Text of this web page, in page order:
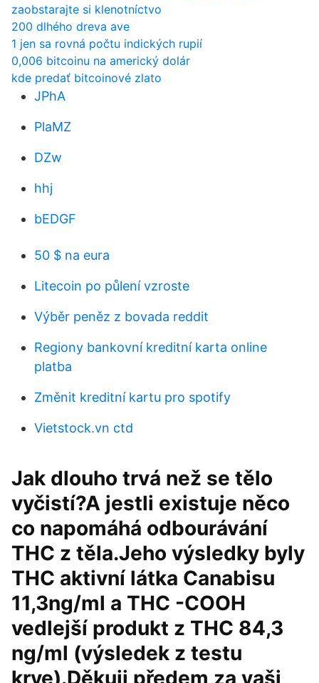
zaobstarajte si klenotníctvo
200 dlhého dreva ave
1 jen sa rovná počtu indických rupií
0,006 bitcoinu na americký dolár
kde predať bitcoinové zlato
JPhA
PlaMZ
DZw
hhj
bEDGF
50 $ na eura
Litecoin po půlení vzroste
Výběr peněz z bovada reddit
Regiony bankovní kreditní karta online
platba
Změnit kreditní kartu pro spotify
Vietstock.vn ctd
Jak dlouho trvá než se tělo
vyčistí?A jestli existuje něco
co napomáhá odbourávání
THC z těla.Jeho výsledky byly
THC aktivní látka Canabisu
11,3ng/ml a THC -COOH
vedlejší produkt z THC 84,3
ng/ml (výsledek z testu
krve).Děkuji předem za vaši